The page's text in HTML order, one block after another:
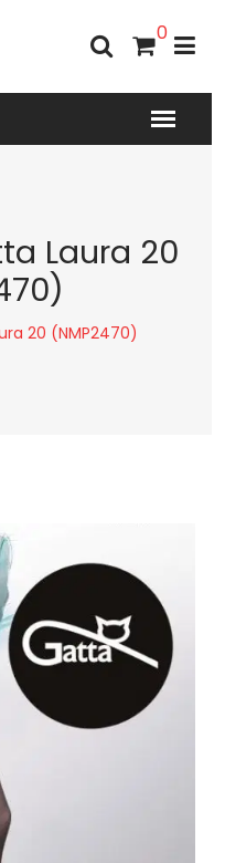
0
Laura 20
20 (NMP2470)